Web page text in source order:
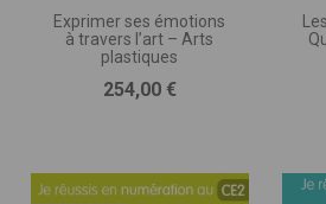
Exprimer ses émotions
à travers l’art – Arts
plastiques
Prix
254,00 €